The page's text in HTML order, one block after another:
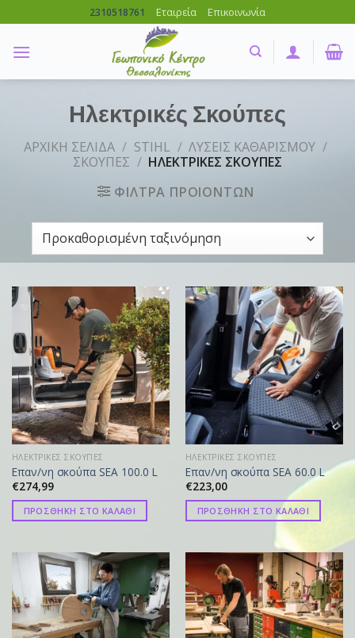
to
content
2310518761 Εταιρεία Επικοινωνία
Ηλεκτρικές Σκούπες
ΑΡΧΙΚΗ ΣΕΛΙΔΑ / STIHL / ΛΥΣΕΙΣ ΚΑΘΑΡΙΣΜΟΥ /
ΣΚΟΥΠΕΣ / ΗΛΕΚΤΡΙΚΕΣ ΣΚΟΥΠΕΣ
ΦΙΛΤΡΑ ΠΡΟΙΟΝΤΩΝ
ΗΛΕΚΤΡΙΚΕΣ ΣΚΟΥΠΕΣ
Επαν/νη σκούπα SEA 100.0 L
€274,99
ΠΡΟΣΘΗΚΗ ΣΤΟ ΚΑΛΑΘΙ
ΗΛΕΚΤΡΙΚΕΣ ΣΚΟΥΠΕΣ
Επαν/νη σκούπα SEA 60.0 L
€223,00
ΠΡΟΣΘΗΚΗ ΣΤΟ ΚΑΛΑΘΙ